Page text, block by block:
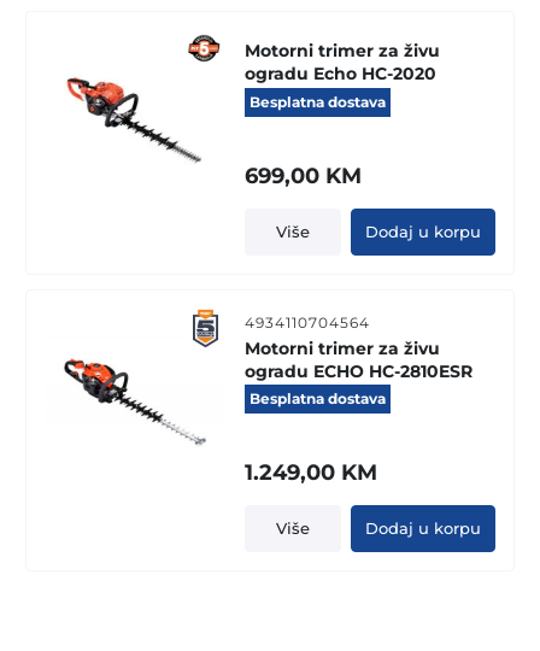
Motorni trimer za živu
ogradu Echo HC-2020
Besplatna dostava
699,00 KM
Više Dodaj u korpu
4934110704564
Motorni trimer za živu
ogradu ECHO HC-2810ESR
Besplatna dostava
1.249,00 KM
Više Dodaj u korpu